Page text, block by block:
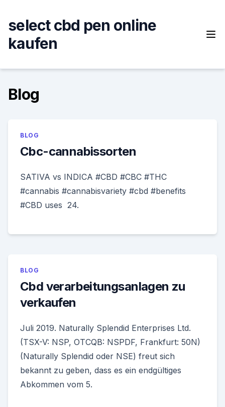
content
select cbd pen online
kaufen
Blog
BLOG
Cbc-cannabissorten
SATIVA vs INDICA #CBD #CBC #THC
#cannabis #cannabisvariety #cbd #benefits
#CBD uses 24.
BLOG
Cbd verarbeitungsanlagen zu
verkaufen
Juli 2019. Naturally Splendid Enterprises Ltd.
(TSX-V: NSP, OTCQB: NSPDF, Frankfurt: 50N)
(Naturally Splendid oder NSE) freut sich
bekannt zu geben, dass es ein endgültiges
Abkommen vom 5.